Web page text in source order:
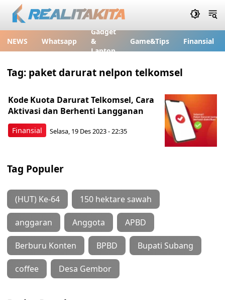
NEWS Whatsapp
Gadget
&
Laptop
Game&Tips Finansial
Tag: paket darurat nelpon telkomsel
Finansial
Kode Kuota Darurat Telkomsel, Cara
Aktivasi dan Berhenti Langganan
Selasa, 19 Des 2023 - 22:35
Tag Populer
(HUT) Ke-64 150 hektare sawah
anggaran Anggota APBD
Berburu Konten BPBD Bupati Subang
coffee Desa Gembor